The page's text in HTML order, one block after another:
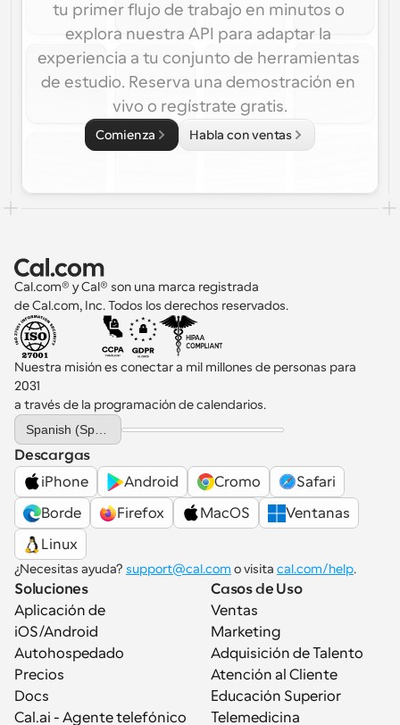
tu primer flujo de trabajo en minutos o
explora nuestra API para adaptar la
experiencia a tu conjunto de herramientas
de estudio. Reserva una demostración en
vivo o regístrate gratis.
Comienza Habla con ventas
Cal.com® y Cal® son una marca registrada
de Cal.com, Inc. Todos los derechos reservados.
Nuestra misión es conectar a mil millones de personas para
2031
a través de la programación de calendarios.
Select Language
Descargas
iPhone
Android Cromo
Safari
Borde
Firefox MacOS
Ventanas
Linux
¿Necesitas ayuda? support@cal.com o visita cal.com/help.
Soluciones
Aplicación de
iOS/Android
Autohospedado
Precios
Docs
Cal.ai - Agente telefónico
Casos de Uso
Ventas
Marketing
Adquisición de Talento
Atención al Cliente
Educación Superior
Telemedicina